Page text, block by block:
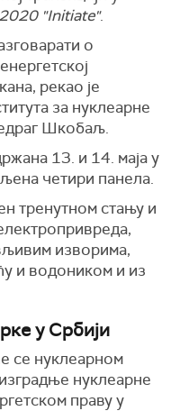
"Initiate".
о
рекао је
за нуклеарне
Шкобаљ.
13. и 14. маја у
четири панела.
тренутном стању и
изворима,
и водоником и из
у Србији
се нуклеарном
нуклеарне
праву у